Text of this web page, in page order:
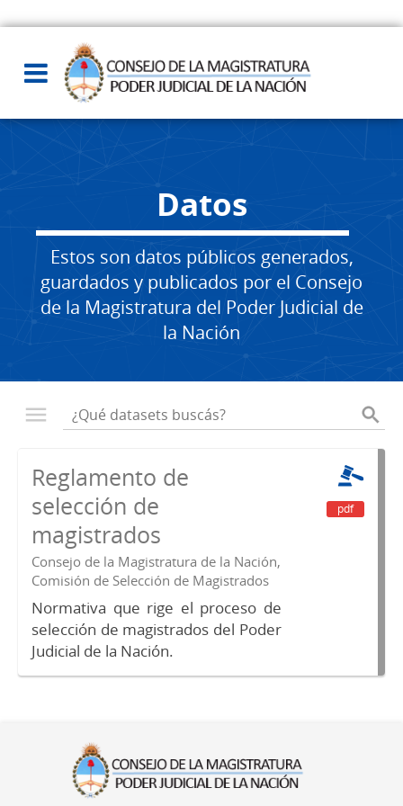
Datos
Estos son datos públicos generados,
guardados y publicados por el Consejo
de la Magistratura del Poder Judicial de
la Nación
Reglamento de
selección de
magistrados
Consejo de la Magistratura de la Nación,
Comisión de Selección de Magistrados
Normativa que rige el proceso de
selección de magistrados del Poder
Judicial de la Nación.
pdf